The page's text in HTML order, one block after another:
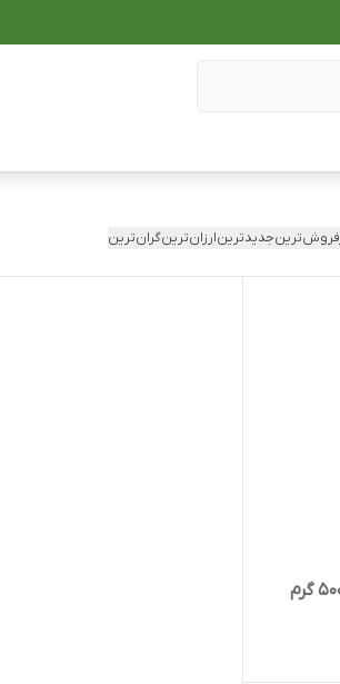
جدیدترینارزان‌ترینگران‌ترین